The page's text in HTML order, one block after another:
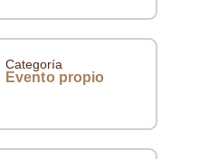
Categoría
Evento propio